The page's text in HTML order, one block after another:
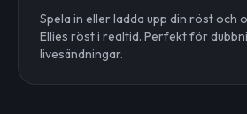
Spela in eller ladda upp din röst och
Ellies röst i realtid. Perfekt för
livesändningar.